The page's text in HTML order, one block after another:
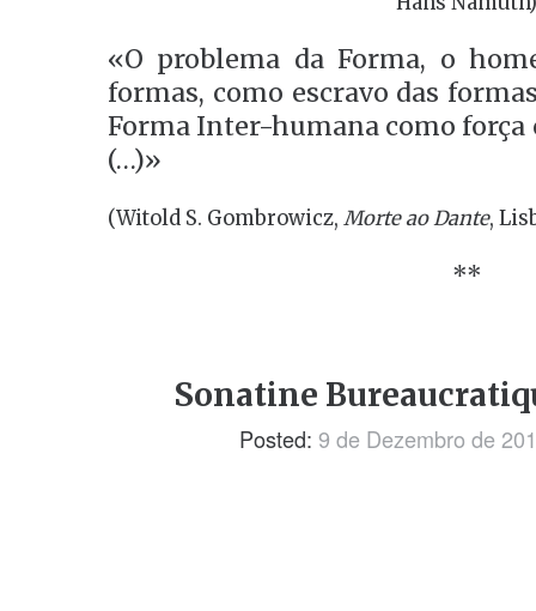
«O problema da Forma, o
formas, como escravo das
Forma Inter-humana como
(…)»
(Witold S. Gombrowicz, Morte ao Dante,
**
Sonatine
Posted: 9 de Dezembro de